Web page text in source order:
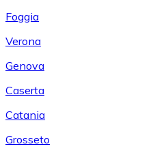
Foggia
Verona
Genova
Caserta
Catania
Grosseto